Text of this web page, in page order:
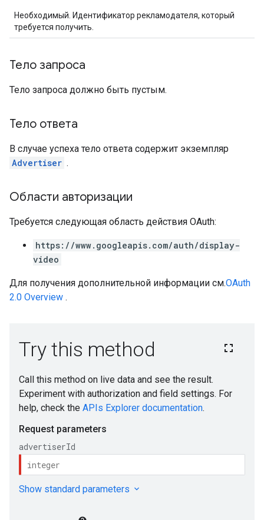
Необходимый. Идентификатор рекламодателя, который
требуется получить.
Тело запроса
Тело запроса должно быть пустым.
Тело ответа
В случае успеха тело ответа содержит экземпляр
Advertiser .
Области авторизации
Требуется следующая область действия OAuth:
https://www.googleapis.com/auth/display-
video
Для получения дополнительной информации см.OAuth
2.0 Overview .